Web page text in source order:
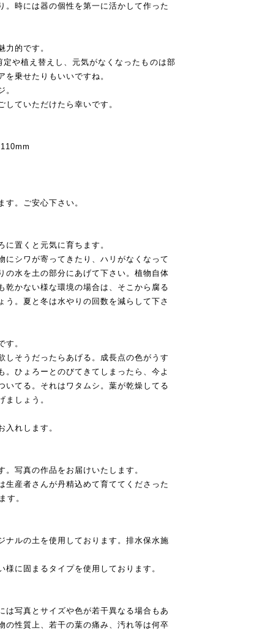
時には器の個性を第一に活かして作った
力的です。
や植え替えし、元気がなくなったものは部
乗せたりもいいですね。
。
していただけたら幸いです。
。ご安心下さい。
に置くと元気に育ちます。
にシワが寄ってきたり、ハリがなくなって
の水を土の部分にあげて下さい。植物自体
乾かない様な環境の場合は、そこから腐る
。夏と冬は水やりの回数を減らして下さ
す。
しそうだったらあげる。成長点の色がうす
。ひょろーとのびてきてしまったら、今よ
いてる。それはワタムシ。葉が乾燥してる
ましょう。
れします。
写真の作品をお届けいたします。
生産者さんが丹精込めて育ててくださった
す。
ナルの土を使用しております。排水保水施
に固まるタイプを使用しております。
写真とサイズや色が若干異なる場合もあ
の性質上、若干の葉の痛み、汚れ等は何卒